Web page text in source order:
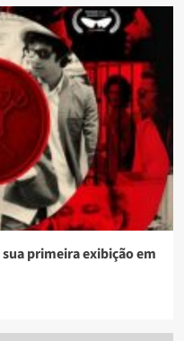
primeira exibição em